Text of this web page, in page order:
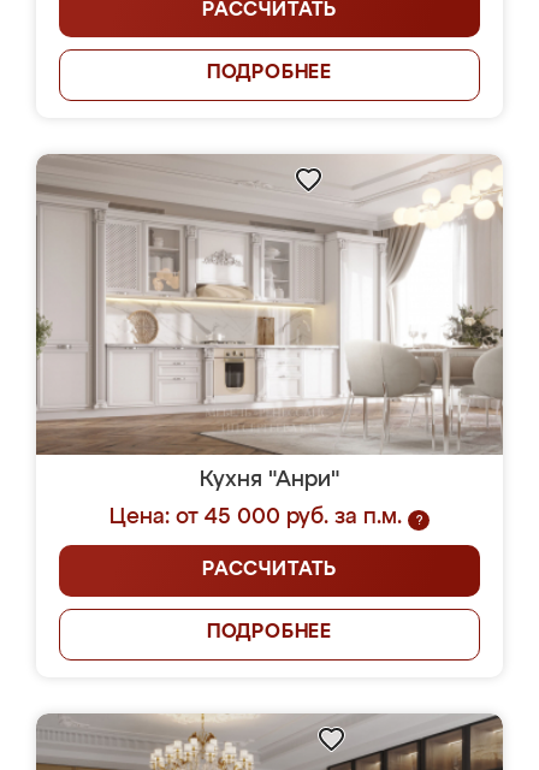
РАССЧИТАТЬ
ПОДРОБНЕЕ
Кухня "Анри"
Цена: от 45 000 руб. за п.м.
?
РАССЧИТАТЬ
ПОДРОБНЕЕ